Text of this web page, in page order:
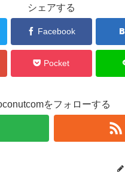
シェアする
Facebook
Pocket
をフォローする